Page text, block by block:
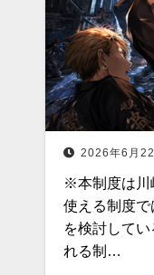
2026年6月22
※本制度は川
使える制度で
を検討して
れる制…